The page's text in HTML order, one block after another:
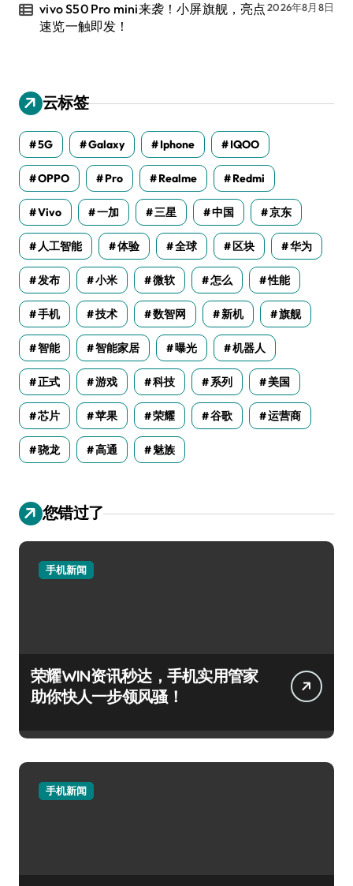
vivo S50 Pro mini来袭！小屏旗舰，亮点
速览一触即发！
2026年8月8日
云标签
5G Galaxy Iphone IQOO
OPPO Pro Realme Redmi
Vivo 一加 三星 中国 京东
人工智能 体验 全球 区块 华为
发布 小米 微软 怎么 性能
手机 技术 数智网 新机 旗舰
智能 智能家居 曝光 机器人
正式 游戏 科技 系列 美国
芯片 苹果 荣耀 谷歌 运营商
骁龙 高通 魅族
您错过了
手机新闻
荣耀WIN资讯秒达，手机实用管家
助你快人一步领风骚！
手机新闻